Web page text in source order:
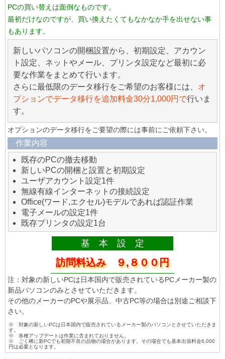
PCの買い替えは面倒なものです。
最初だけなのですが、買い換えたくてもなかなか手を出せない事
もあります。
新しいパソコンの開梱設置から、初期設定、アカウン
ト設定、ネットやメール、プリンタ設定など最初に必
要な作業をまとめて行います。
さらに最低限のデータ移行をご希望のお客様には、 オ
プションでデータ移行を追加料金30分1,000円で行いま
す。
オプションのデータ移行をご要望の際には事前にご依頼下さい。
作業内容
既存のPCの撤去移動
新しいPCの開梱と設置と初期設定
ユーザアカウント設定1件
無線有線インターネットの接続設定
Office(ワード,エクセル)モデルであれば認証作業
電子メールの設定1件
既存プリンタの設定1台
基 本 設 定
訪問料込み ９,８００円
注：対象の新しいPCは日本国内で販売されているPCメーカー製の
新品パソコンのみとさせていただきます。
その他のメーカーのPCや展示品、中古PC等の場合は別途ご相談下
さい。
※ 対象の新しいPCは日本国内で販売されているメーカー製のパソコンとさせていただきま
す。
※ 各種アップデートは作業に含まれておりません。
※ ごく稀に新PCでも初期不良の品物の場合があります。その場合でも基本出張料金6,000
円は必要となります。